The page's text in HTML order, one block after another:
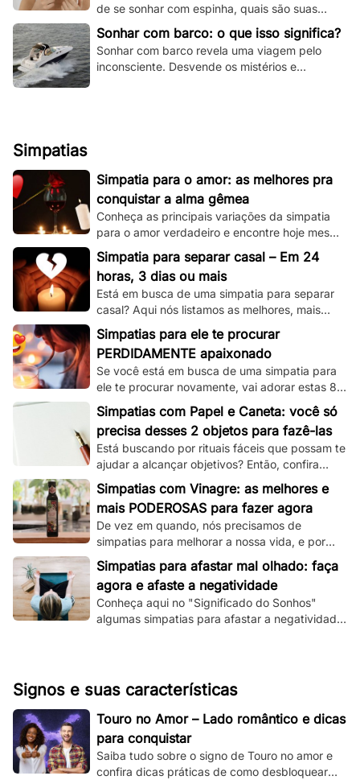
de se sonhar com espinha, quais são suas
principais variações e muito mais.
Sonhar com barco: o que isso significa?
Sonhar com barco revela uma viagem pelo
inconsciente. Desvende os mistérios e
Simpatias
Simpatia para o amor: as melhores pra
conquistar a alma gêmea
Conheça as principais variações da simpatia
para o amor verdadeiro e encontre hoje mesmo
sua alma gêmea! Todas são simples de se
fazer!
Simpatia para separar casal – Em 24
horas, 3 dias ou mais
Está em busca de uma simpatia para separar
casal? Aqui nós listamos as melhores, mais
simples e mais funcionais simpatias desse tipo!
Simpatias para ele te procurar
PERDIDAMENTE apaixonado
Se você está em busca de uma simpatia para
ele te procurar novamente, vai adorar estas 8
simpatias de amor e amarração que
separamos.
Simpatias com Papel e Caneta: você só
precisa desses 2 objetos para fazê-las
Está buscando por rituais fáceis que possam te
ajudar a alcançar objetivos? Então, confira
essas simpatias com papel e caneta.
Simpatias com Vinagre: as melhores e
mais PODEROSAS para fazer agora
De vez em quando, nós precisamos de
simpatias para melhorar a nossa vida, e por
isso, veja aqui as melhores que utilizam
vinagre!
Simpatias para afastar mal olhado: faça
agora e afaste a negatividade
Conheça aqui no "Significado do Sonhos"
algumas simpatias para afastar a negatividade
Signos e suas características
Touro no Amor – Lado romântico e dicas
para conquistar
Saiba tudo sobre o signo de Touro no amor e
confira dicas práticas de como desbloquear